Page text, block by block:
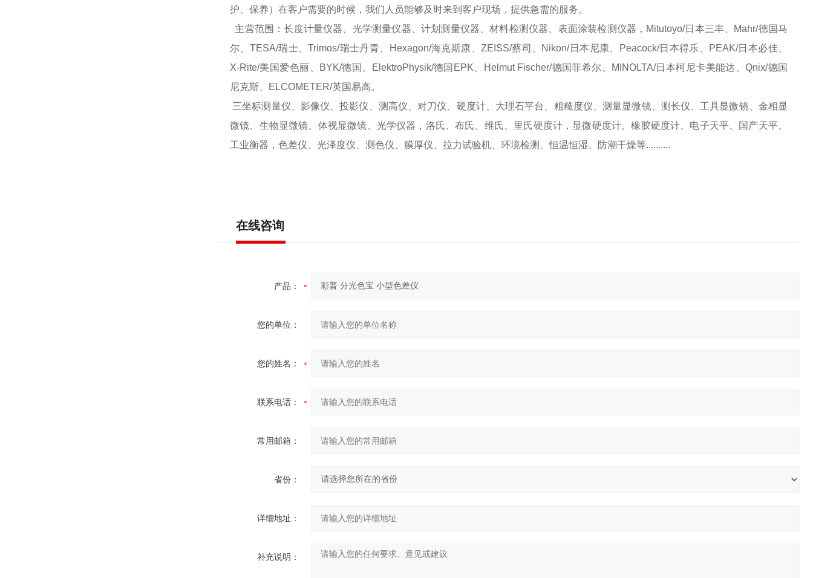
护、保养）在客户需要的时候，我们人员能够及时来到客户现场，提供急需的服务。
主营范围：长度计量仪器、光学测量仪器、计划测量仪器、材料检测仪器、表面涂装检测仪器，Mitutoyo/日本三丰、Mahr/德国马
尔、TESA/瑞士、Trimos/瑞士丹青、Hexagon/海克斯康、ZEISS/蔡司、Nikon/日本尼康、Peacock/日本得乐、PEAK/日本必佳、
X-Rite/美国爱色丽、BYK/德国、ElektroPhysik/德国EPK、Helmut Fischer/德国菲希尔、MINOLTA/日本柯尼卡美能达、Qnix/德国
尼克斯、ELCOMETER/英国易高。
三坐标测量仪、影像仪、投影仪、测高仪、对刀仪、硬度计、大理石平台、粗糙度仪、测量显微镜、测长仪、工具显微镜、金相显
微镜、生物显微镜、体视显微镜、光学仪器，洛氏、布氏、维氏、里氏硬度计，显微硬度计、橡胶硬度计、电子天平、国产天平、
工业衡器，色差仪、光泽度仪、测色仪、膜厚仪、拉力试验机、环境检测、恒温恒湿、防潮干燥等..........
在线咨询
产品：
您的单位：
您的姓名：
联系电话：
常用邮箱：
省份：
详细地址：
补充说明：